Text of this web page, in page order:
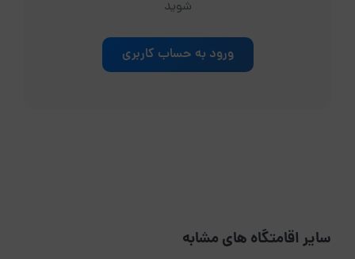
شوید
ورود به حساب کاربری
سایر اقامتگاه های مشابه